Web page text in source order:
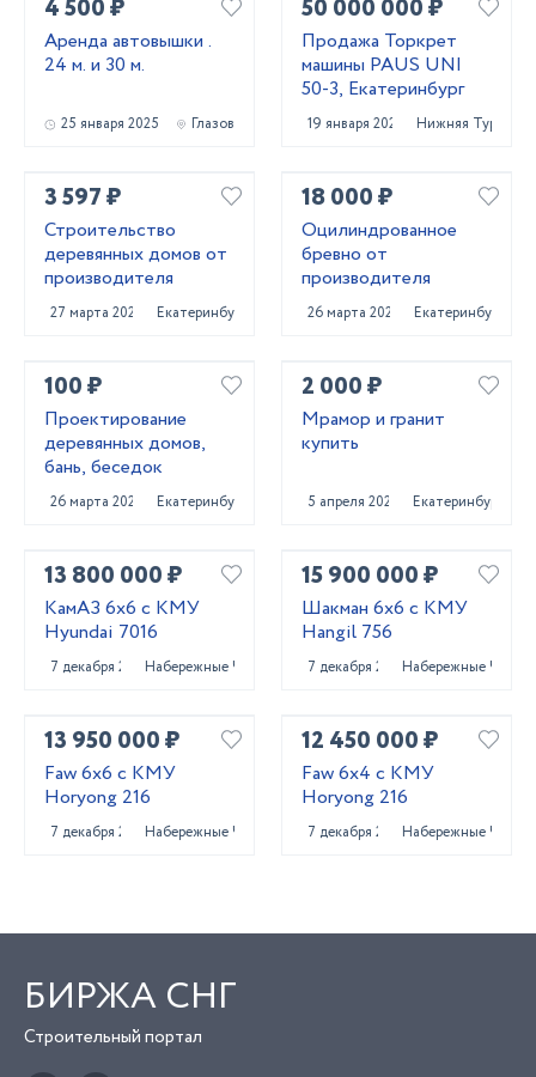
4 500 ₽
Аренда автовышки .
24 м. и 30 м.
25 января 2025 Глазов
50 000 000 ₽
Продажа Торкрет
машины PAUS UNI
50-3, Екатеринбург
19 января 2023 Нижняя Тура
3 597 ₽
Строительство
деревянных домов от
производителя
27 марта 2022 Екатеринбург
18 000 ₽
Оцилиндрованное
бревно от
производителя
26 марта 2022 Екатеринбург
100 ₽
Проектирование
деревянных домов,
бань, беседок
26 марта 2022 Екатеринбург
2 000 ₽
Мрамор и гранит
купить
5 апреля 2022 Екатеринбург
13 800 000 ₽
КамАЗ 6x6 с КМУ
Hyundai 7016
7 декабря 2023Набережные Челны
15 900 000 ₽
Шакман 6x6 с КМУ
Hangil 756
7 декабря 2023Набережные Челны
13 950 000 ₽
Faw 6x6 с КМУ
Horyong 216
7 декабря 2023Набережные Челны
12 450 000 ₽
Faw 6x4 с КМУ
Horyong 216
7 декабря 2023Набережные Челны
БИРЖА СНГ
Строительный портал